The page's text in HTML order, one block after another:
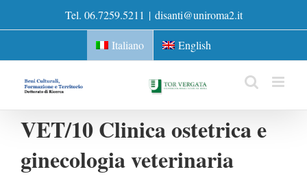
to
Tel. 06.7259.5211 | disanti@uniroma2.it
Italiano English
VET/10 Clinica ostetrica e
ginecologia veterinaria